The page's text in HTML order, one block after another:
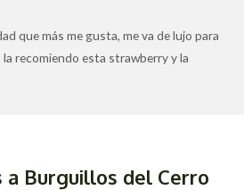
que más me gusta, me va de lujo para
recomiendo esta strawberry y la
a Burguillos del Cerro